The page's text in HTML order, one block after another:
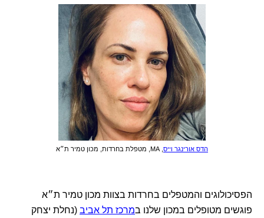
הדס אורינגר וייס
הפסיכולוגים והמטפלים בחרדות בצוות מכון טמיר ת״א
פוגשים מטופלים במכון שלנו במרכז תל אביב (נחלת יצחק